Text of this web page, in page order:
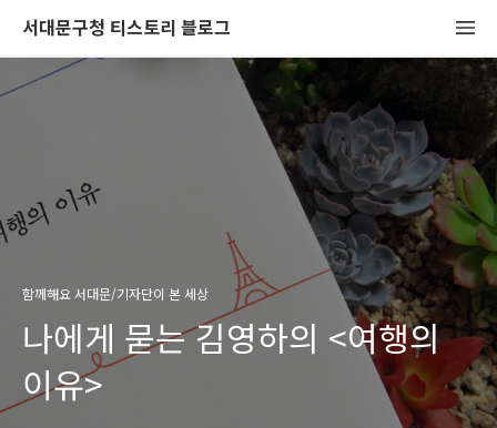
서대문구청 티스토리 블로그
함께해요 서대문/기자단이 본 세상
나에게 묻는 김영하의 <여행의
이유>